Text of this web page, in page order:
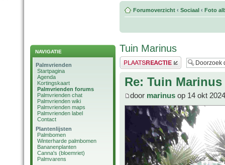
NAVIGATIE
Palmvrienden
Startpagina
Agenda
Kortingskaart
Palmvrienden forums
Palmvrienden chat
Palmvrienden wiki
Palmvrienden maps
Palmvrienden label
Contact
Plantenlijsten
Palmbomen
Winterharde palmbomen
Bananenplanten
Canna's (bloemriet)
Palmvarens
Forumoverzicht ‹ Sociaal ‹ Foto
Tuin Marinus
Plaats een reactie
Re: Tuin Marinus
door marinus op 14 okt